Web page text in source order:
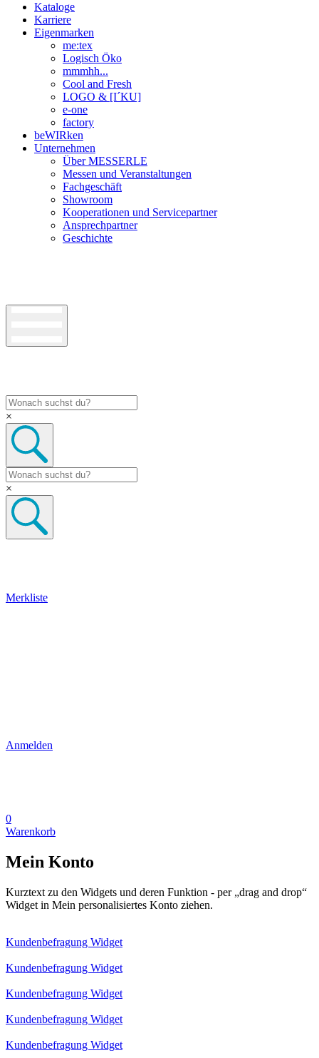
Kataloge
Karriere
Eigenmarken
me:tex
Logisch Öko
mmmhh...
Cool and Fresh
LOGO & [I´KU]
e-one
factory
beWIRken
Unternehmen
Über MESSERLE
Messen und Veranstaltungen
Fachgeschäft
Showroom
Kooperationen und Servicepartner
Ansprechpartner
Geschichte
×
×
Merkliste
Anmelden
0
Warenkorb
Mein Konto
Kurztext zu den Widgets und deren Funktion - per „drag and drop“
Widget in Mein personalisiertes Konto ziehen.
Kundenbefragung Widget
Kundenbefragung Widget
Kundenbefragung Widget
Kundenbefragung Widget
Kundenbefragung Widget